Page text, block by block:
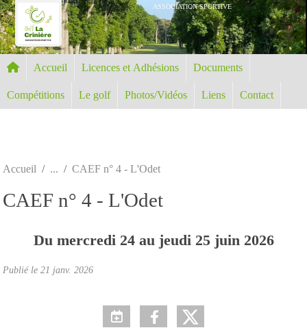
ASSOCIATION SPORTIVE
Accueil Licences et Adhésions Documents
Compétitions Le golf Photos/Vidéos Liens Contact
Accueil CAEF n° 4 - L'Odet
CAEF n° 4 - L'Odet
Du mercredi 24au jeudi 25 juin 2026
Publié le 21 janv. 2026
Panneau de gestion des cookies